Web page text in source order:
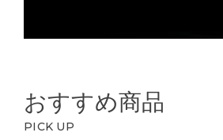
おすすめ商品
PICK UP